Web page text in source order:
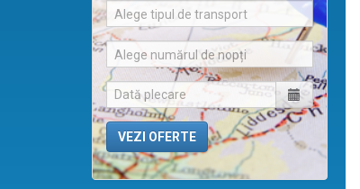
Alege tipul de transport
Alege numărul de nopți